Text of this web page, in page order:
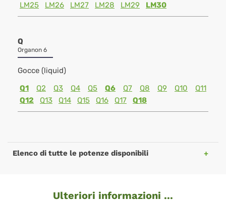
LM25
LM26 LM27 LM28 LM29 LM30
Q
Organon 6
Gocce (liquid)
Q1
Q2 Q3 Q4 Q5 Q6 Q7 Q8 Q9 Q10
Q11
Q12
Q13 Q14 Q15 Q16 Q17 Q18
Elenco di tutte le potenze disponibili
Ulteriori informazioni ...